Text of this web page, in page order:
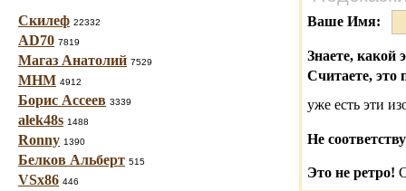
Скилеф 22332
AD70 7819
Магаз Анатолий 7529
МНМ 4912
Борис Ассеев 3339
alek48s 1488
Ronny 1390
Белков Альберт 515
VSx86 446
Ваше Имя:
Знаете, какой
Считаете, это
уже есть эти
Не
Это не ретро!